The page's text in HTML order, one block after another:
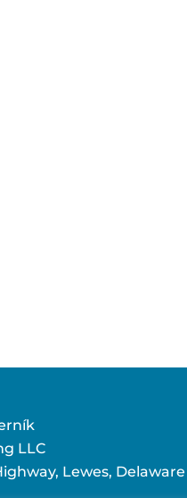
LLC
Lewes, Delaware